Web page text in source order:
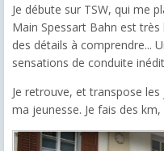
Je débute sur TSW, qui me
Main Spessart Bahn est
des détails à comprendre...
sensations de conduite
Je retrouve, et transpose
ma jeunesse. Je fais des